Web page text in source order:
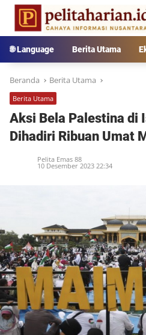
Langsung
konten
🌐 Language Berita Utama
Beranda Berita Utama
Berita Utama
Aksi Bela Palestina di
Dihadiri Ribuan Umat
Pelita Emas 88
10 Desember 2023 22:34